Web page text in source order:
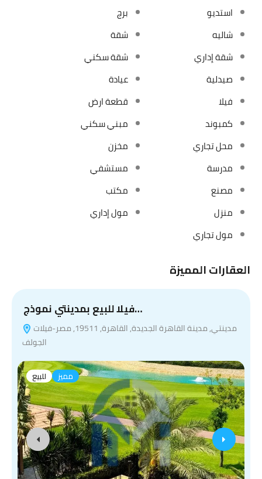
استديو
برج
شاليه
شقة
شقة إداري
شقة سكني
صيدلية
عيادة
فيلا
قطعة ارض
كمبوند
مبني سكني
محل تجاري
مخزن
مدرسة
مستشفي
مصنع
مكتب
منزل
مول إداري
مول تجاري
العقارات المميزة
فيلا للبيع بمدينتي نموذج…
الجولف
للبيع مميز